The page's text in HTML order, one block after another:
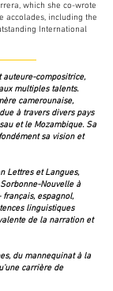
which she co-wrote
accolades, including the
International
auteure-compositrice,
multiples talents.
camerounaise,
à travers divers pays
et le Mozambique. Sa
sa vision et
Lettres et Langues,
Nouvelle à
espagnol,
linguistiques
de la narration et
du mannequinat à la
carrière de